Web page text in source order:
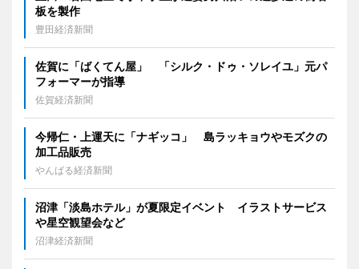
板を製作
豊田経済新聞
佐賀に「ばくてん屋」 「シルク・ドゥ・ソレイユ」元パ
フォーマーが指導
佐賀経済新聞
今帰仁・上運天に「ナギッコ」 島ラッキョウやモズクの
加工品販売
やんばる経済新聞
沼津「淡島ホテル」が夏限定イベント イラストサービス
や星空観望会など
沼津経済新聞